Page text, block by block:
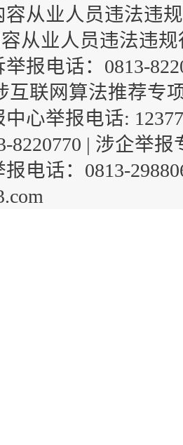
从业人员违法违
从业人员违法违
报电话：0813-
互联网算法推荐专
心举报电话:
8220770 | 涉企举报
电话：0813-